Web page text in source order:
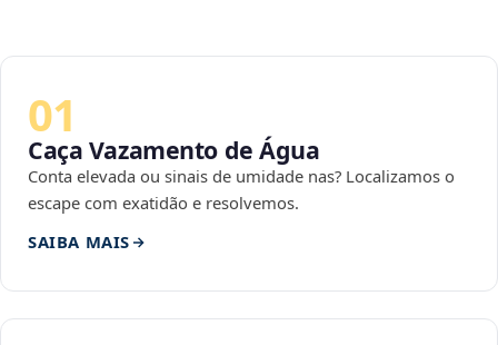
01
Caça Vazamento de Água
Conta elevada ou sinais de umidade nas? Localizamos o
escape com exatidão e resolvemos.
SAIBA MAIS